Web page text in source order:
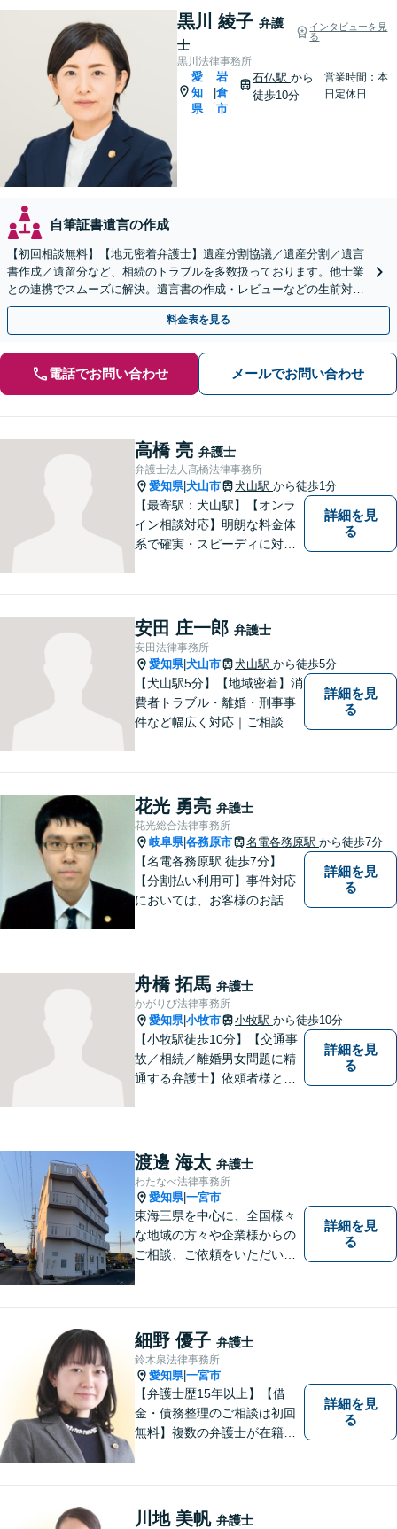
黒川 綾子 弁護
士
インタビューを見
る
黒川法律事務所
愛
知
県
岩
倉
市
石仏駅 から
徒歩10分
営業時間：本
日定休日
自筆証書遺言の作成
【初回相談無料】【地元密着弁護士】遺産分割協議／遺産分割／遺言
書作成／遺留分など、相続のトラブルを多数扱っております。他士業
との連携でスムーズに解決。遺言書の作成・レビューなどの生前対策
も承ります。【法テラス利用可能】【駐車場完備】
料金表を見る
電話でお問い合わせ メールでお問い合わせ
高橋 亮 弁護士
弁護士法人髙橋法律事務所
愛知県|犬山市 犬山駅 から徒歩1分
【最寄駅：犬山駅】【オンラ
イン相談対応】明朗な料金体
系で確実・スピーディに対応
に対応します。【初回相談無
料】法律トラブルでお悩みの
方は、お気軽にご相談くださ
い。
詳細を見
る
安田 庄一郎 弁護士
安田法律事務所
愛知県|犬山市 犬山駅 から徒歩5分
【犬山駅5分】【地域密着】消
費者トラブル・離婚・刑事事
件など幅広く対応｜ご相談者
休日・時間外対応可】
詳細を見
る
花光 勇亮 弁護士
花光総合法律事務所
岐阜県|各務原市 名電各務原駅 から徒歩7分
【名電各務原駅 徒歩7分】
【分割払い利用可】事件対応
においては、お客様のお話を
ることを心がけています。
詳細を見
る
舟橋 拓馬 弁護士
かがりび法律事務所
愛知県|小牧市 小牧駅 から徒歩10分
【小牧駅徒歩10分】【交通事
故／相続／離婚男女問題に精
通する弁護士】依頼者様との
分かりやすい説明を心がけま
す。お気軽にご相談くださ
い！
詳細を見
る
渡邊 海太 弁護士
わたなべ法律事務所
愛知県|一宮市
東海三県を中心に、全国様々
な地域の方々や企業様からの
ご相談、ご依頼をいただいて
おります。
詳細を見
る
細野 優子 弁護士
鈴木泉法律事務所
愛知県|一宮市
【弁護士歴15年以上】【借
金・債務整理のご相談は初回
無料】複数の弁護士が在籍し
を丁寧にヒアリングし、寄り
添うことを大切にしておりま
詳細を見
る
川地 美帆 弁護士